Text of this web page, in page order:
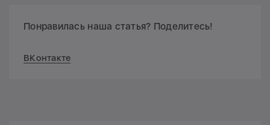
Понравилась наша статья? Поделитесь!
ВКонтакте